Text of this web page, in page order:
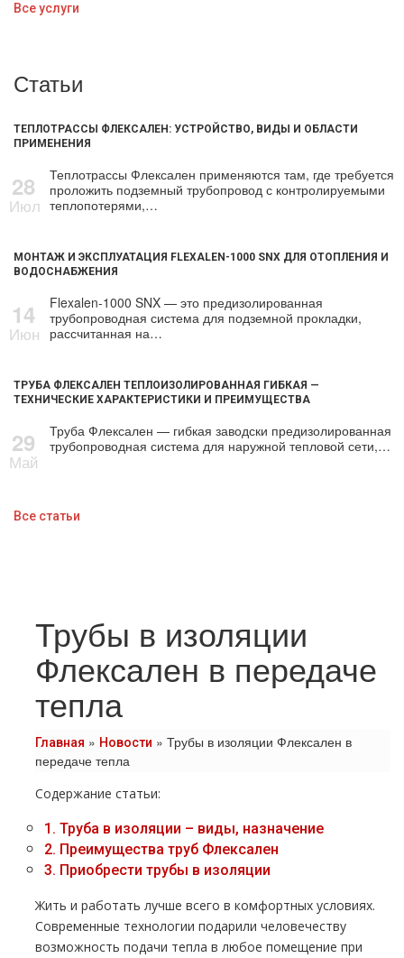
Все услуги
Статьи
ТЕПЛОТРАССЫ ФЛЕКСАЛЕН: УСТРОЙСТВО, ВИДЫ И ОБЛАСТИ
ПРИМЕНЕНИЯ
28
Июл
Теплотрассы Флексален применяются там, где требуется
проложить подземный трубопровод с контролируемыми
теплопотерями,…
МОНТАЖ И ЭКСПЛУАТАЦИЯ FLEXALEN-1000 SNX ДЛЯ ОТОПЛЕНИЯ И
ВОДОСНАБЖЕНИЯ
14
Июн
Flexalen-1000 SNX — это предизолированная
трубопроводная система для подземной прокладки,
рассчитанная на…
ТРУБА ФЛЕКСАЛЕН ТЕПЛОИЗОЛИРОВАННАЯ ГИБКАЯ —
ТЕХНИЧЕСКИЕ ХАРАКТЕРИСТИКИ И ПРЕИМУЩЕСТВА
29
Май
Труба Флексален — гибкая заводски предизолированная
трубопроводная система для наружной тепловой сети,…
Все статьи
Трубы в изоляции
Флексален в передаче
тепла
Главная » Новости » Трубы в изоляции Флексален в
передаче тепла
Содержание статьи:
1. Труба в изоляции – виды, назначение
2. Преимущества труб Флексален
3. Приобрести трубы в изоляции
Жить и работать лучше всего в комфортных условиях.
Современные технологии подарили человечеству
возможность подачи тепла в любое помещение при